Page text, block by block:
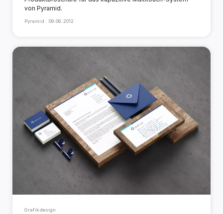
von Pyramid.
Pyramid · 09.06.2012
Grafikdesign